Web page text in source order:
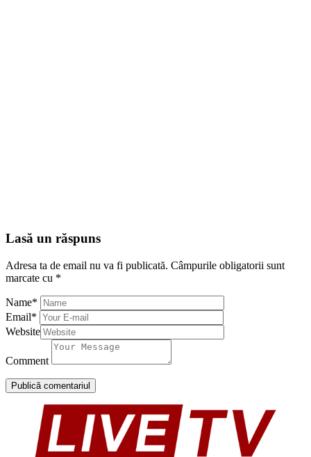
Lasă un răspuns
Adresa ta de email nu va fi publicată. Câmpurile obligatorii sunt
marcate cu *
Name*
Email*
Website
Comment